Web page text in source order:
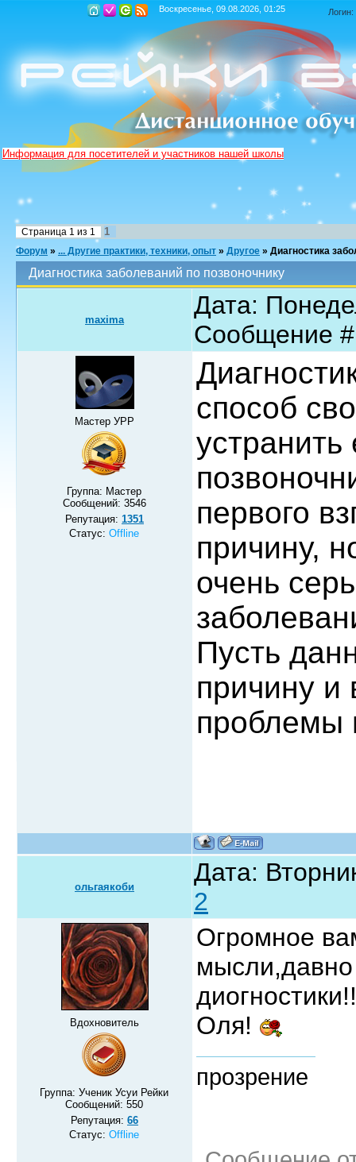
Воскресенье, 09.08.2026, 01:25 Логин:
Информация для посетителей и участников нашей школы
Страница 1 из 1 1
Форум » ... Другие практики, техники, опыт » Другое » Диагностика
Диагностика заболеваний по позвоночнику
maxima
Дата:
Сообщение
Мастер УРР
Группа: Мастер
Сообщений: 3546
Репутация: 1351
Статус:Offline
способ
устранить
первого
причину,
очень
Пусть
причину и
проблемы
ольгаякоби
Дата:
2
Вдохновитель
Группа: Ученик Усуи Рейки
Сообщений:550
Репутация: 66
Статус:Offline
Огромное
мысли,давно
Оля!
прозрение